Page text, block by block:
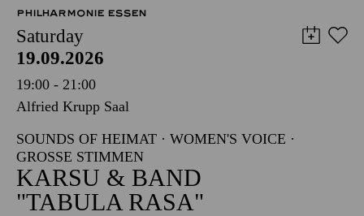
PHILHARMONIE ESSEN
Saturday
19.09.2026
19:00 - 21:00
Alfried Krupp Saal
SOUNDS OF HEIMAT · WOMEN'S VOICE ·
GROSSE STIMMEN
KARSU & BAND
"TABULA RASA"